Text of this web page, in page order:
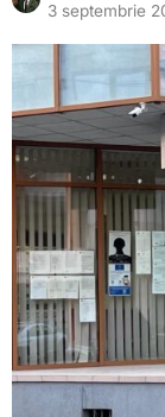
3 septembrie